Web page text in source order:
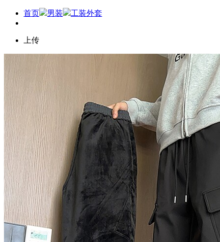
首页 男装 工装外套
上传